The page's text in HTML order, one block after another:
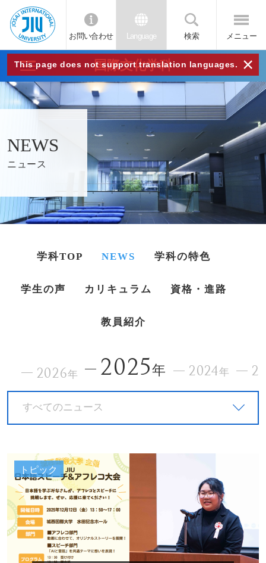
JIU
城西
大学
お問い合わせ Language 検索 メニュー
This page does not support translation languages. ×
国際文化学科
NEWS
ニュース
学科TOP NEWS 学科の特色
学生の声 カリキュラム 資格・進路
教員紹介
2026年 2025年 2024年
すべてのニュース
トピック